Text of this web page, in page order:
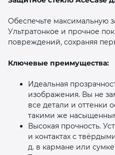
Обеспечьте максимальную
Ультратонкое и прочное
повреждений, сохраняя
Ключевые преимущества:
Идеальная
изображения. Вы не
все детали и оттенки
такими же
Высокая прочность.
и контактах с
д. в кармане или